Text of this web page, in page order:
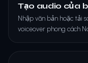
Tạo audio của
Nhập văn bản hoặc tải
voiceover phong cách